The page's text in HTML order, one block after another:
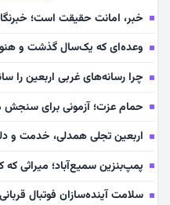
خبر، امانت حقیقت است؛
وعده‌ای که یک‌سال گذشت و
چرا رسانه‌های غربی اربعین را
حمام عزت؛ آزمونی برای سنجش
اربعین تجلی همدلی، خدمت و
پمپ‌بنزین سمیع‌آباد؛ میراثی که
سلامت آینده‌سازان فوتبال